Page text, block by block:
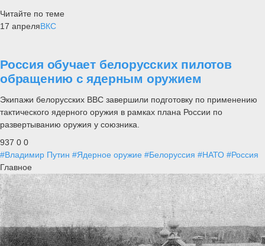
Читайте по теме
17 апреляВКС
Россия обучает белорусских пилотов
обращению с ядерным оружием
Экипажи белорусских ВВС завершили подготовку по применению
тактического ядерного оружия в рамках плана России по
развертыванию оружия у союзника.
937 0 0
#Владимир Путин #Ядерное оружие #Белоруссия #НАТО #Россия
Главное